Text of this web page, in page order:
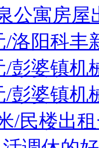
公寓房屋
/洛阳科
/彭婆镇
/彭婆镇
/民楼出